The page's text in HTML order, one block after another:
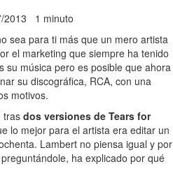
2013 1 minuto
sea para ti más que un mero artista
el marketing que siempre ha tenido
su música pero es posible que ahora
su discográfica, RCA, con una
motivos.
tras dos versiones de Tears for
lo mejor para el artista era editar un
Lambert no piensa igual y por
ha explicado por qué